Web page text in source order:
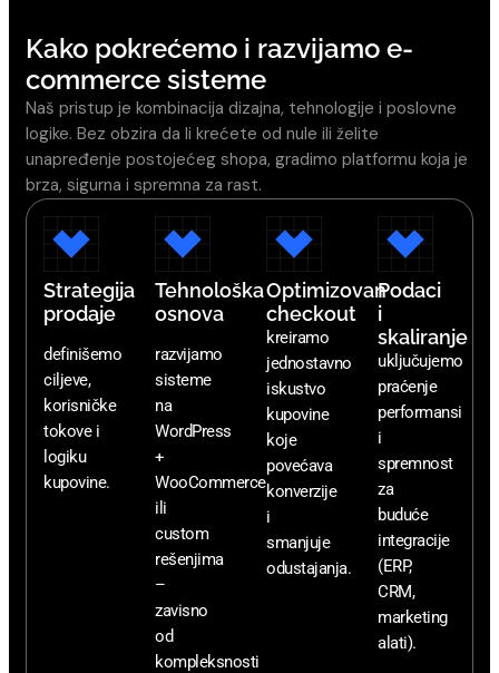
Kako pokrećemo i razvijamo e-
commerce sisteme
Naš pristup je kombinacija dizajna, tehnologije i poslovne
logike. Bez obzira da li krećete od nule ili želite
unapređenje postojećeg shopa, gradimo platformu koja je
brza, sigurna i spremna za rast.
Strategija
prodaje
definišemo
ciljeve,
korisničke
tokove i
logiku
kupovine.
Tehnološka
osnova
razvijamo
sisteme
na
WordPress
+
WooCommerce
ili
custom
rešenjima
–
zavisno
od
kompleksnosti
Optimizovan
checkout
kreiramo
jednostavno
iskustvo
kupovine
koje
povećava
konverzije
i
smanjuje
odustajanja.
Podaci
i
skaliranje
uključujemo
praćenje
performansi
i
spremnost
za
buduće
integracije
(ERP,
CRM,
marketing
alati).